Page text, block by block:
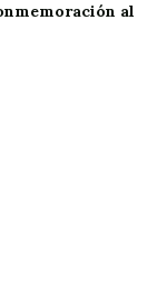
los
Abuso
y la
al